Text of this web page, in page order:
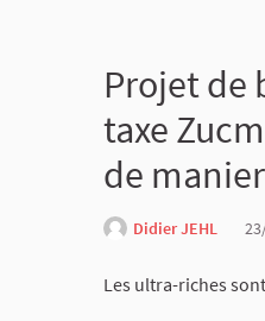
Projet de
taxe
de
Didier JEHL
Les ultra-riches